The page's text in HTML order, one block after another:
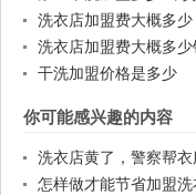
洗衣店加盟费大概多少
洗衣店加盟费大概多少
干洗加盟价格是多少
你可能感兴趣的内容
洗衣店黄了，警察帮衣
怎样做才能节省加盟洗